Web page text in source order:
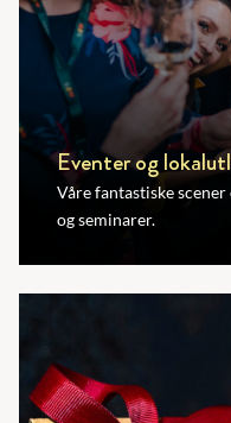
Eventer og
Våre fantastiske
og seminarer.